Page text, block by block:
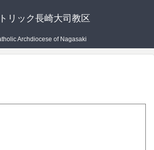
リック長崎大司教区
Archdiocese of Nagasaki